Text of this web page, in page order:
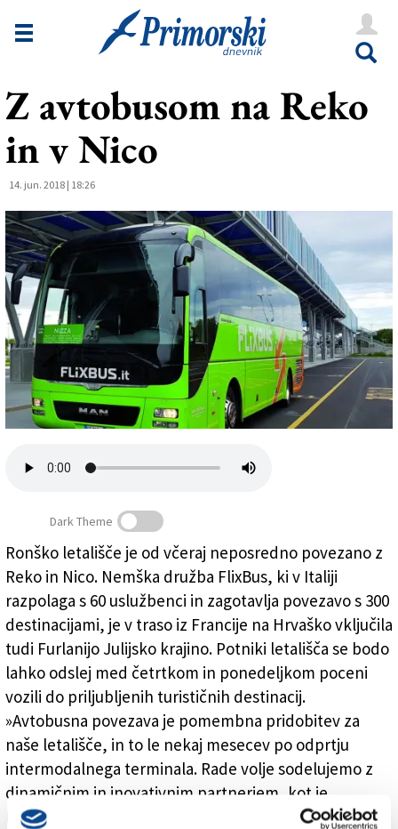
Novice
Goriška
Kultura
Še
Vreme
V Kioskih
Uredništvo
Oglasi
Založnik
Z avtobusom na Reko
in v Nico
14. jun. 2018 | 18:26
Z avtobusom na Reko in v Nico
Dark Theme
Ronško letališče je od včeraj neposredno povezano z
Reko in Nico. Nemška družba FlixBus, ki v Italiji
razpolaga s 60 uslužbenci in zagotavlja povezavo s 300
destinacijami, je v traso iz Francije na Hrvaško vključila
tudi Furlanijo Julijsko krajino. Potniki letališča se bodo
lahko odslej med četrtkom in ponedeljkom poceni
vozili do priljubljenih turističnih destinacij.
»Avtobusna povezava je pomembna pridobitev za
naše letališče, in to le nekaj mesecev po odprtju
intermodalnega terminala. Rade volje sodelujemo z
dinamičnim in inovativnim partnerjem, kot je
FlixBus,« je poudaril generalni direktor družbe Trieste